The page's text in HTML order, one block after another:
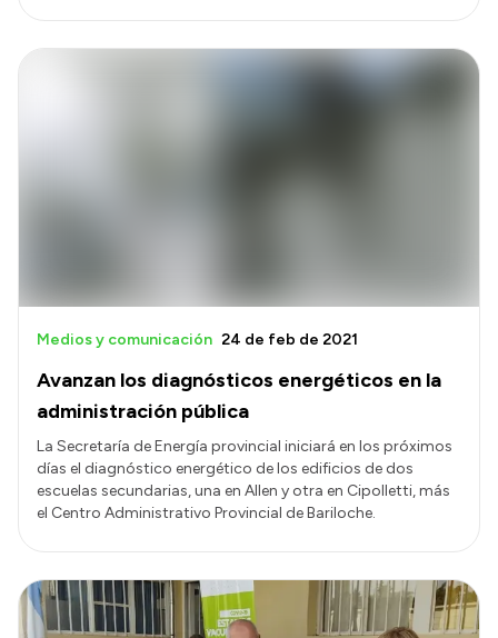
Avanzan los diagnósticos energéticos en la
administración pública
Medios y comunicación 24 de feb de 2021
La Secretaría de Energía provincial iniciará en los próximos
días el diagnóstico energético de los edificios de dos
escuelas secundarias, una en Allen y otra en Cipolletti, más
el Centro Administrativo Provincial de Bariloche.